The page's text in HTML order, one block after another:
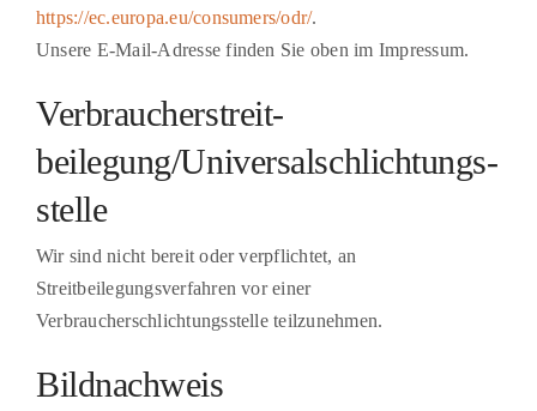
https://ec.europa.eu/consumers/odr/.
Unsere E-Mail-Adresse finden Sie oben im Impressum.
Verbraucher­streit­
beilegung/Universal­schlichtungs­
stelle
Wir sind nicht bereit oder verpflichtet, an
Streitbeilegungsverfahren vor einer
Verbraucherschlichtungsstelle teilzunehmen.
Bildnachweis